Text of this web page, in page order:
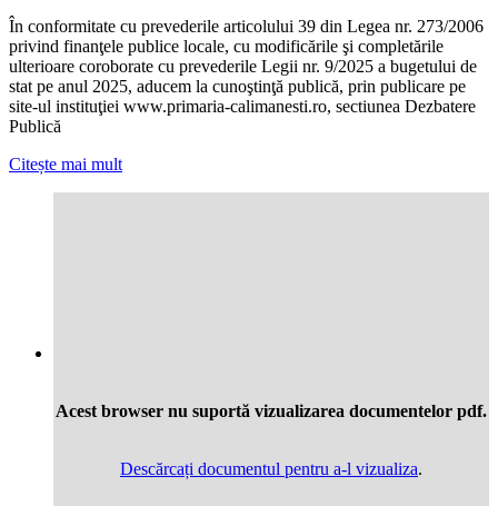
În conformitate cu prevederile articolului 39 din Legea nr. 273/2006
privind finanţele publice locale, cu modificările şi completările
ulterioare coroborate cu prevederile Legii nr. 9/2025 a bugetului de
stat pe anul 2025, aducem la cunoştinţă publică, prin publicare pe
site-ul instituţiei www.primaria-calimanesti.ro, sectiunea Dezbatere
Publică
Citește mai mult
Acest browser nu suportă vizualizarea documentelor pdf.
Descărcați documentul pentru a-l vizualiza.